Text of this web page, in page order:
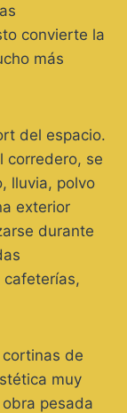
convierte la
más
del espacio.
corredero, se
lluvia, polvo
exterior
durante
de
muy
pesada